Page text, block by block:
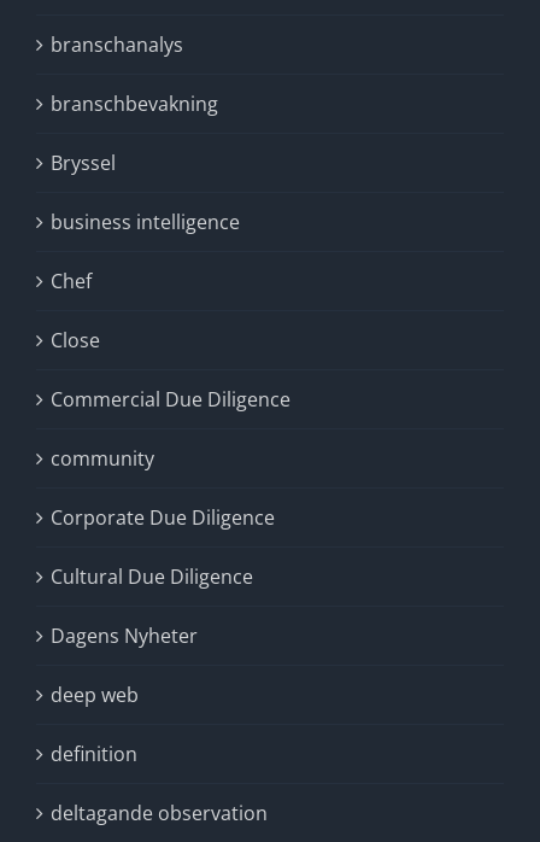
branschanalys
branschbevakning
Bryssel
business intelligence
Chef
Close
Commercial Due Diligence
community
Corporate Due Diligence
Cultural Due Diligence
Dagens Nyheter
deep web
definition
deltagande observation